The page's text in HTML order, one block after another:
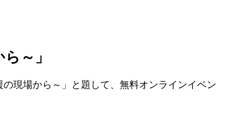
～」
現場から～」と題して、無料オンラインイベン